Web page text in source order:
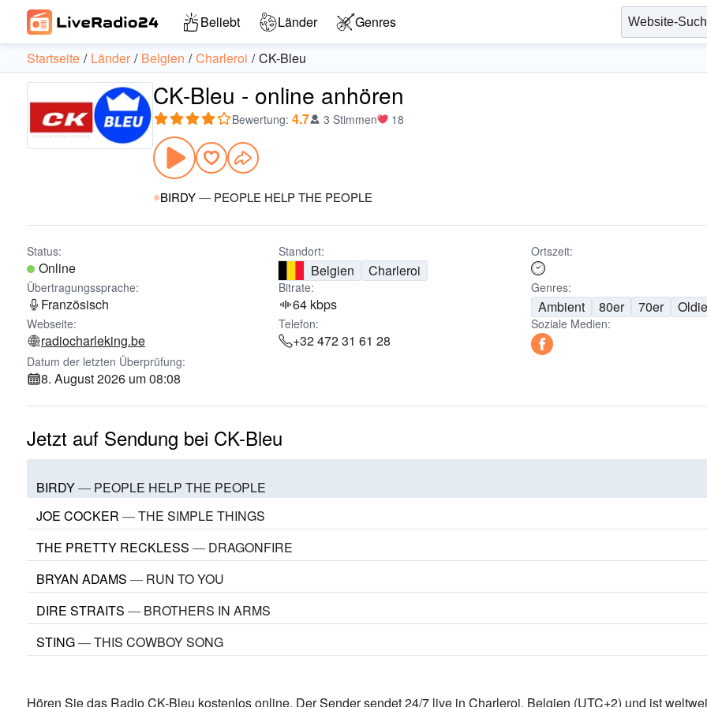
Beliebt Länder Genres
Startseite Länder Belgien Charleroi CK-Bleu
CK-Bleu - online anhören
Bewertung: 4.7 3 Stimmen 18
BIRDY— PEOPLE HELP THE PEOPLE
Status:
Online
Standort:
Belgien Charleroi
Ortszeit:
Übertragungssprache:
Französisch
Bitrate:
64 kbps
Genres:
Ambient 80er 70er
Webseite:
radiocharleking.be
Telefon:
+32 472 31 61 28
Soziale Medien:
Datum der letzten Überprüfung:
8. August 2026 um 08:08
Jetzt auf Sendung bei CK-Bleu
BIRDY— PEOPLE HELP THE PEOPLE
JOE COCKER —THE SIMPLE THINGS
THE PRETTY RECKLESS — DRAGONFIRE
BRYAN ADAMS — RUN TO YOU
DIRE STRAITS — BROTHERS IN ARMS
STING—THIS COWBOY SONG
Hören Sie das Radio CK-Bleu kostenlos online. Der Sender sendet 24/7 live in Charleroi, Belgien (UTC+2) und ist